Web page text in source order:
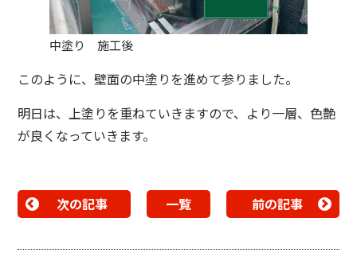
中塗り 施工後
このように、壁面の中塗りを進めて参りました。
明日は、上塗りを重ねていきますので、より一層、色艶
が良くなっていきます。
次の記事 一覧 前の記事